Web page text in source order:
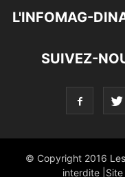
L'INFOMAG-
SUIVEZ-
© Copyright 2016
interdite |Site